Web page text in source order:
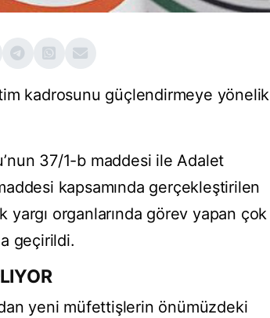
kadrosunu güçlendirmeye yönelik
37/1-b maddesi ile Adalet
kapsamında gerçekleştirilen
organlarında görev yapan çok
geçirildi.
yeni müfettişlerin önümüzdeki